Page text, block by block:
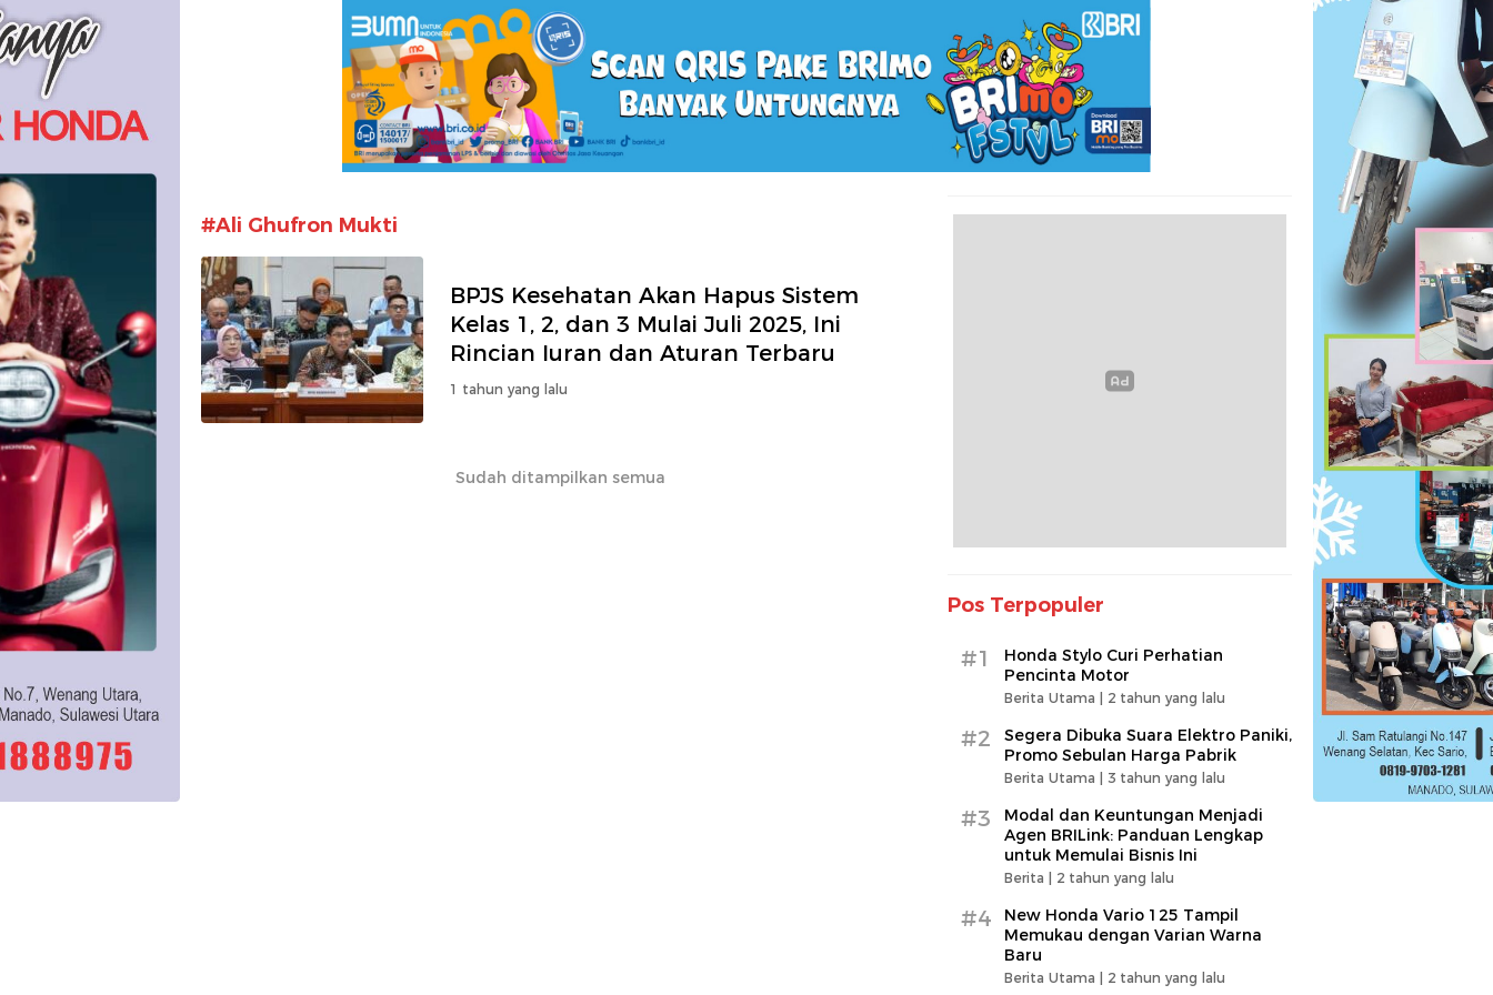
#Ali Ghufron Mukti
BPJS Kesehatan Akan Hapus Sistem
Kelas 1, 2, dan 3 Mulai Juli 2025, Ini
Rincian Iuran dan Aturan Terbaru
1 tahun yang lalu
Sudah ditampilkan semua
Pos Terpopuler
#1
Honda Stylo Curi Perhatian
Pencinta Motor
Berita Utama | 2 tahun yang lalu
#2
Segera Dibuka Suara Elektro Paniki,
Promo Sebulan Harga Pabrik
Berita Utama | 3 tahun yang lalu
#3
Modal dan Keuntungan Menjadi
Agen BRILink: Panduan Lengkap
untuk Memulai Bisnis Ini
Berita | 2 tahun yang lalu
#4
New Honda Vario 125 Tampil
Memukau dengan Varian Warna
Baru
Berita Utama | 2 tahun yang lalu